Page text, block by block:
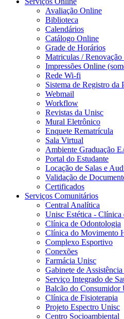
Avaliação Online
Biblioteca
Calendários
Catálogo Online
Grade de Horários
Matriculas /
Impressões Online
Rede Wi-fi
Sistema de Registro da
Webmail
Workflow
Revistas da Unisc
Mural Eletrônico
Enquete Rematrícula
Sala Virtual
Ambiente Graduação
Portal do Estudante
Locação de Salas e
Validação de
Certificados
Serviços Comunitários
Central Analítica
Unisc Estética - Clínica
Clínica de Odontologia
Clínica do Movimento
Complexo Esportivo
Conexões
Farmácia Unisc
Gabinete de
Serviço Integrado de
Balcão do Consumidor
Clínica de Fisioterapia
Projeto Espectro Unisc
Centro Socioambiental